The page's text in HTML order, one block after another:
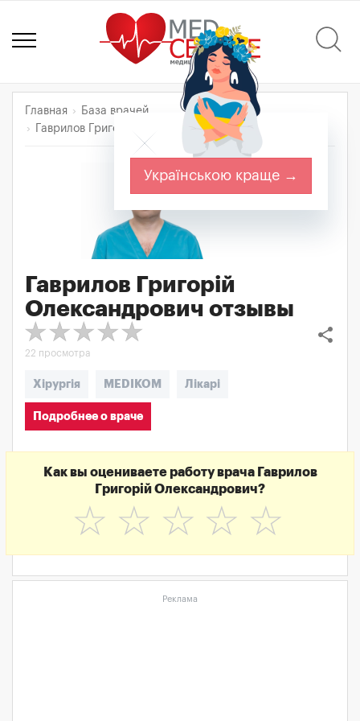
Главная
База врачей
Гаврилов Григорій Олександрович
Отзывы
Гаврилов Григорій
Олександрович отзывы
share
22 просмотра
Хірургія MEDIKOM Лікарі
Подробнее о враче
Как вы оцениваете работу врача Гаврилов
Григорій Олександрович?
☆
☆
☆
☆
☆
Реклама
Українською краще →